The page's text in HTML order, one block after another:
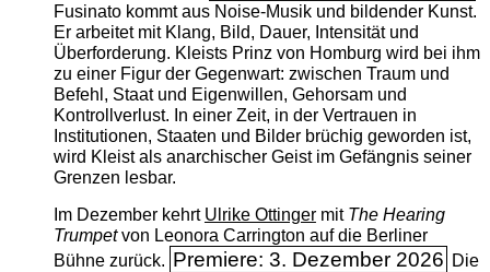
Fusinato kommt aus Noise-Musik und bildender Kunst.
Er arbeitet mit Klang, Bild, Dauer, Intensität und
Überforderung. Kleists Prinz von Homburg wird bei ihm
zu einer Figur der Gegenwart: zwischen Traum und
Befehl, Staat und Eigenwillen, Gehorsam und
Kontrollverlust. In einer Zeit, in der Vertrauen in
Institutionen, Staaten und Bilder brüchig geworden ist,
wird Kleist als anarchischer Geist im Gefängnis seiner
Grenzen lesbar.
Im Dezember kehrt Ulrike Ottingermit The ­Hearing
Trumpetvon Leonora Carrington auf die Berliner
Bühne zurück. Premiere: 3. Dezember 2026 Die